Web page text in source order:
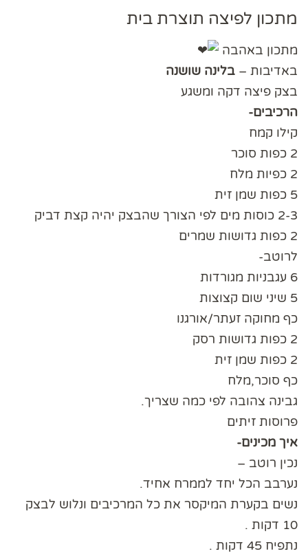
מתכון לפיצה תוצרת בית
מתכון באהבה
באדיבות – בלינה שושנה
בצק פיצה דקה ומשגע
הרכיבים-
קילו קמח
2 כפות סוכר
2 כפיות מלח
5 כפות שמן זית
2-3 כוסות מים לפי הצורך שהבצק יהיה קצת דביק
2 כפות גדושות שמרים
לרוטב-
6 עגבניות מגורדות
5 שיני שום קצוצות
כף מחוקה זעתר/אורגנו
2 כפות גדושות רסק
2 כפות שמן זית
כף סוכר,מלח
גבינה צהובה לפי כמה שצריך.
פרוסות זיתים
איך מכינים-
נכין רוטב –
נערבב הכל יחד לממרח אחיד.
נשים בקערת המיקסר את כל המרכיבים ונלוש לבצק
10 דקות .
נתפיח 45 דקות .